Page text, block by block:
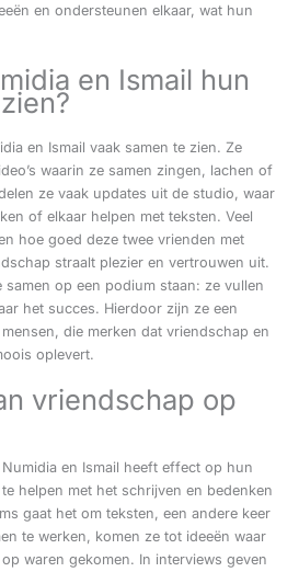
en ondersteunen elkaar, wat hun
en Ismail hun
en Ismail vaak samen te zien. Ze
waarin ze samen zingen, lachen of
ze vaak updates uit de studio, waar
of elkaar helpen met teksten. Veel
hoe goed deze twee vrienden met
straalt plezier en vertrouwen uit.
samen op een podium staan: ze vullen
het succes. Hierdoor zijn ze een
die merken dat vriendschap en
oplevert.
vriendschap op
en Ismail heeft effect op hun
helpen met het schrijven en bedenken
gaat het om teksten, een andere keer
te werken, komen ze tot ideeën waar
waren gekomen. In interviews geven